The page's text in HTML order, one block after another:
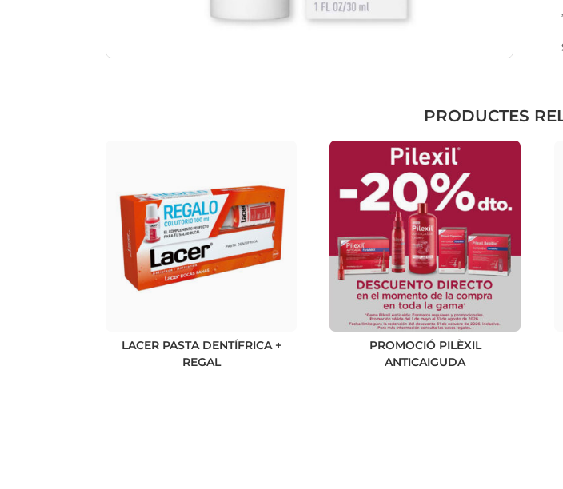
PRODUCTES
LACER PASTA DENTÍFRICA +
REGAL
PROMOCIÓ PILÈXIL
ANTICAIGUDA